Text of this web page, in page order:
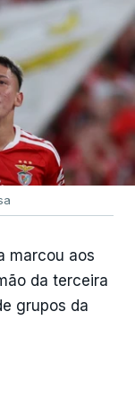
marcou aos
da terceira
grupos da